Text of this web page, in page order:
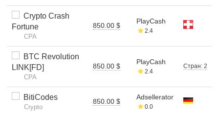
Crypto Crash
Fortune
CPA
850.00 $
PlayCash
2.4
BTC Revolution
LINK[FD]
CPA
850.00 $
PlayCash
2.4
Стран: 2
BitiCodes
Crypto
850.00 $
Adsellerator
0.0